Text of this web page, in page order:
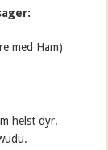
med Ham)
helst dyr.